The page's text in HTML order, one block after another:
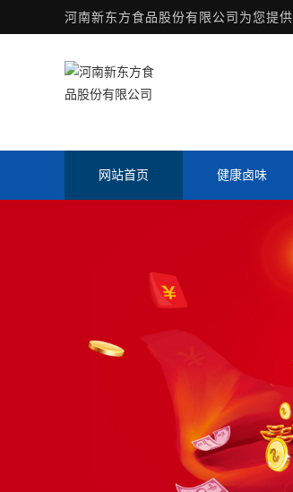
河南新东方食品股份有限公司为您提供
网站首页 健康卤味